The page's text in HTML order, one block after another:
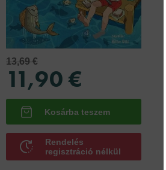
13,69 €
11,90 €
Rendelés
regisztráció nélkül